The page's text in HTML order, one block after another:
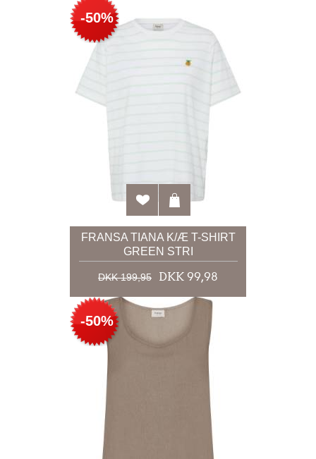
-50%
FRANSA TIANA K/Æ T-SHIRT
GREEN STRI
DKK 199,95 DKK 99,98
-50%